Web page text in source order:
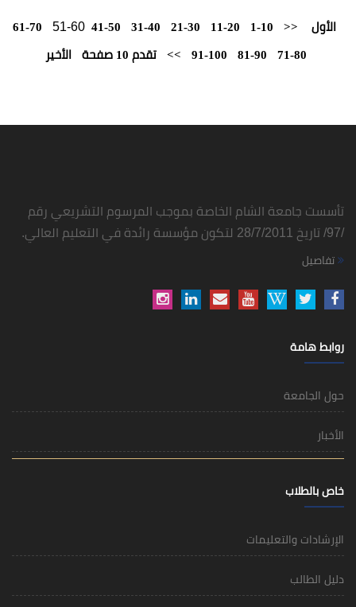
الأول <<
1-10
11-20
21-30
31-40
41-50
61-70
71-80
81-90
91-100
>> تقدم 10 صفحة الأخير
تأسست جامعة الشام الخاصة بموجب المرسوم التشريعي رقم
/97/ تاريخ 28/7/2011 لتكون مؤسسة رائدة في التعليم العالي.
تفاصيل
روابط هامة
حول الجامعة
الأخبار
خاص بالطلاب
الإرشادات والتعليمات
دليل الطالب